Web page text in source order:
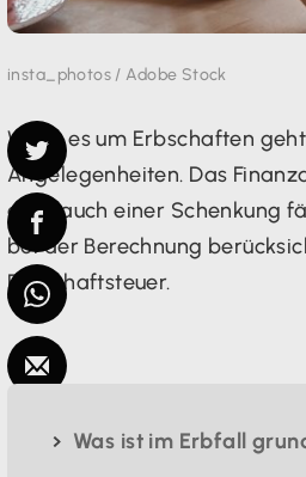
insta_photos / Adobe Stock
Wenn es um Erbschaften
Angelegenheiten. Das
oder auch einer Schenkung
bei der Berechnung
Erbschaftsteuer.
Was ist im Erbfall